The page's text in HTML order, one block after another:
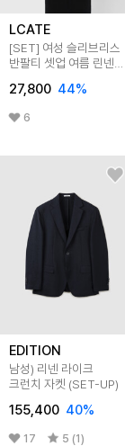
LCATE
[SET] 여성 슬리브리스
반팔티 셋업 여름 린넨
LDIO004
27,800 44%
6
EDITION
남성) 리넨 라이크
크런치 자켓 (SET-UP)
155,400 40%
17 5 (1)